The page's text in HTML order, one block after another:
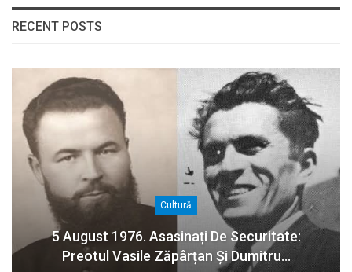
RECENT POSTS
Cultură
5 August 1976. Asasinați De Securitate:
Preotul Vasile Zăpârțan Și Dumitru…